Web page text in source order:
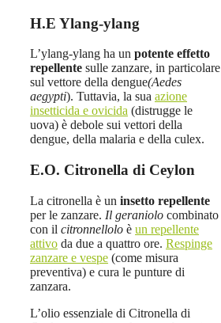
H.E Ylang-ylang
L’ylang-ylang ha un potente effetto
repellente sulle zanzare, in particolare
sul vettore della dengue(Aedes
aegypti). Tuttavia, la sua azione
insetticida e ovicida (distrugge le
uova) è debole sui vettori della
dengue, della malaria e della culex.
E.O. Citronella di Ceylon
La citronella è un insetto repellente
per le zanzare. Il geraniolo combinato
con il citronnellolo è un repellente
attivo da due a quattro ore. Respinge
zanzare e vespe (come misura
preventiva) e cura le punture di
zanzara.
L’olio essenziale di Citronella di